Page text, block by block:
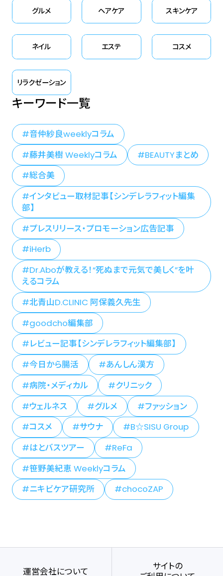
グルメ ヘアケア スキンケア
ネイル エステ コスメ
リラクゼーション
キーワード一覧
音仲紗良weeklyコラム
藤井美樹 Weeklyコラム
BEAUTYまとめ
総合美
インタビュー取材記事【シンデレラフィット編集
部】
プレスリリース・プロモーション広告記事
iHerb
Dr.Aboが教える！“死ぬまで元気で美しく”を叶
えるコラム
北青山D.CLINIC 阿保義久先生
goodcho編集部
レビュー記事【シンデレラフィット編集部】
今日から腸活
あんしん漢方
病院・メディカル
クリニック
ウェルネス
グルメ
ファッション
コスメ
サウナ
B☆SISU Group
はとバスツアー
ReFa
笹野美紀恵 Weeklyコラム
ニキビケア研究所
chocoZAP
運営会社について
サイトの